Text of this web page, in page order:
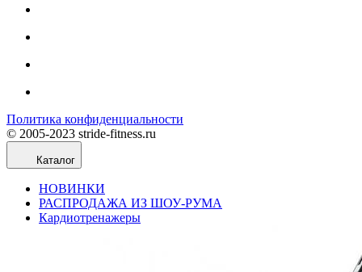
Политика конфиденциальности
© 2005-2023 stride-fitness.ru
Каталог
НОВИНКИ
РАСПРОДАЖА ИЗ ШОУ-РУМА
Кардиотренажеры